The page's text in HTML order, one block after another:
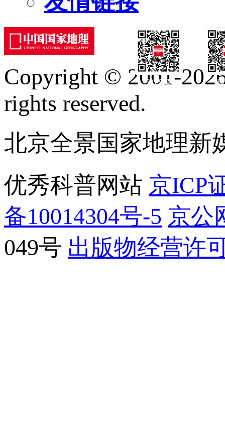
订阅号
Copyright © 2001-
rights reserved.
北京全景国家地理新
优秀科普网站 京ICP
备10014304号-5 京公
049号 出版物经营许